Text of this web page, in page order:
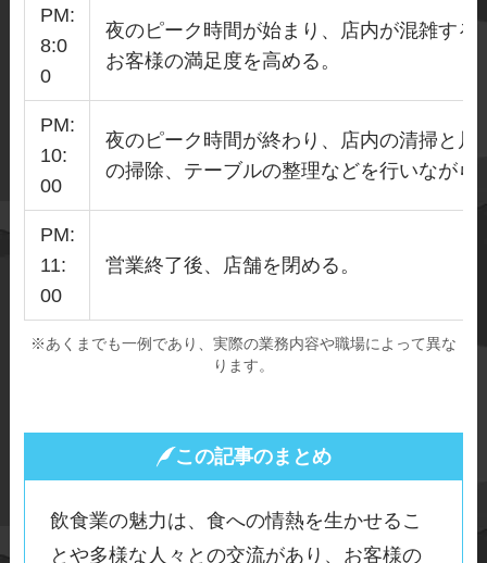
PM:
8:0
0
夜のピーク時間が始まり、店内が混雑す
お客様の満足度を高める。
PM:
10:
00
夜のピーク時間が終わり、店内の清掃と
の掃除、テーブルの整理などを行いながら
PM:
11:
00
営業終了後、店舗を閉める。
※あくまでも一例であり、実際の業務内容や職場によって異な
ります。
この記事のまとめ
飲食業の魅力は、食への情熱を生かせるこ
とや多様な人々との交流があり、お客様の